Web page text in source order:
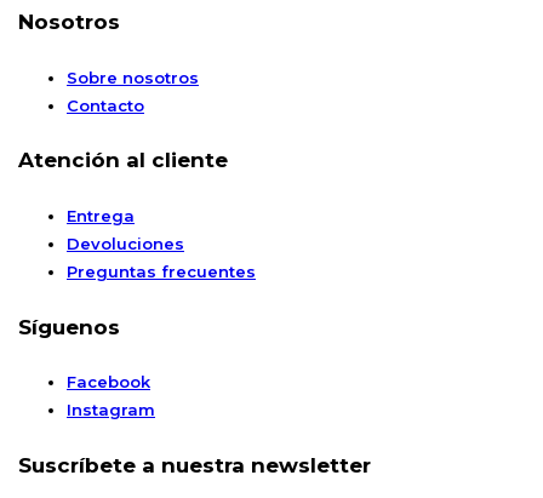
Nosotros
Sobre nosotros
Contacto
Atención al cliente
Entrega
Devoluciones
Preguntas frecuentes
Síguenos
Facebook
Instagram
Suscríbete a nuestra newsletter